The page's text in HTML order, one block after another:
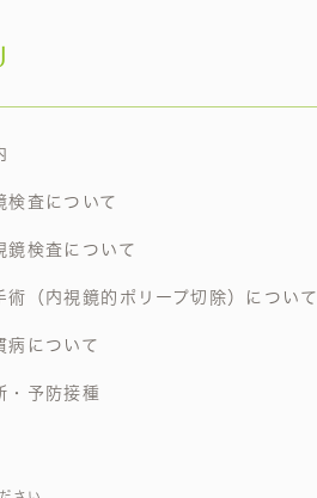
検査について
鏡検査について
術（内視鏡的ポリープ切除）について
病について
・予防接種